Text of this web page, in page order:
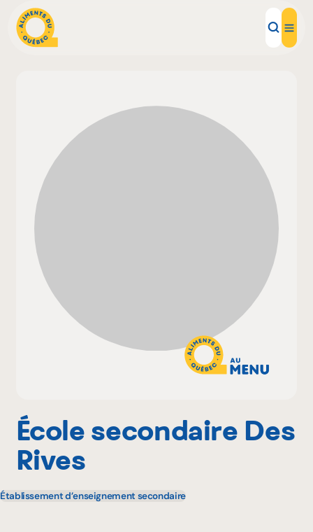
Aliments d'ici
Recettes
Inspirations d'ici
Restaurants
Institutions
À propos
École secondaire Des
Rives
Établissement d’enseignement secondaire